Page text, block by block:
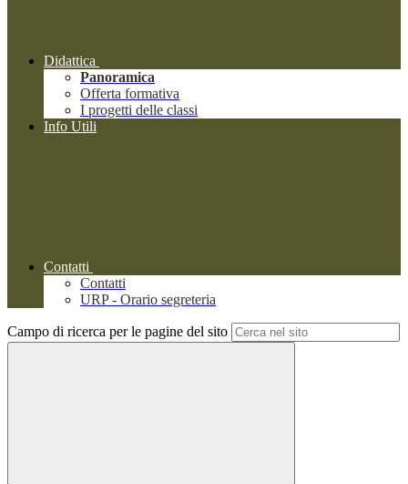
Didattica
Panoramica
Offerta formativa
I progetti delle classi
Info Utili
Contatti
Contatti
URP - Orario segreteria
Campo di ricerca per le pagine del sito